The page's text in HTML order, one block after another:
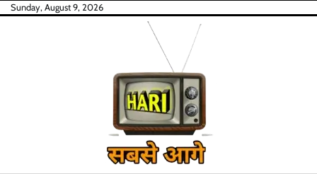
SkipSunday, August 9, 2026